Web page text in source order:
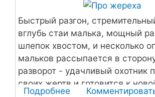
Быстрый разгон,
вглубь стаи малька, мощный
шлепок хвостом, и несколько
мальков рассыпается в
разворот - удачливый охотник
своих жертв и готовится к
Подробнее